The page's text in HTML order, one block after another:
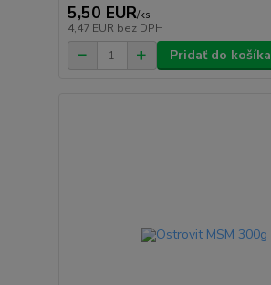
5,50 EUR/ks
4,47 EUR bez DPH
Pridať do košíka